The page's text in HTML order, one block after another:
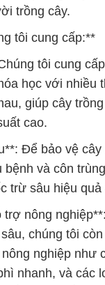
trồng cây.
tôi cung cấp:**
tôi cung
học với nhiều
giúp cây
cao.
Để bảo vệ
bệnh và côn
trừ sâu hiệu quả
trợ nông
chúng tôi
nghiệp như
nhanh, và các